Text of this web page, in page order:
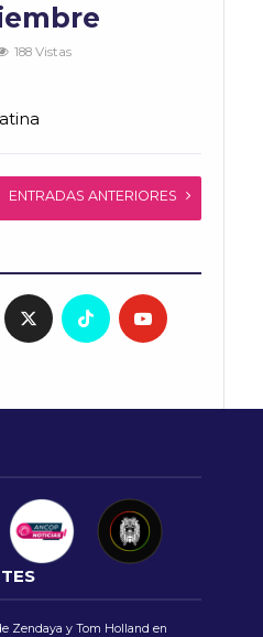
188 Vistas
ENTRADAS ANTERIORES
Zendaya y Tom Holland en